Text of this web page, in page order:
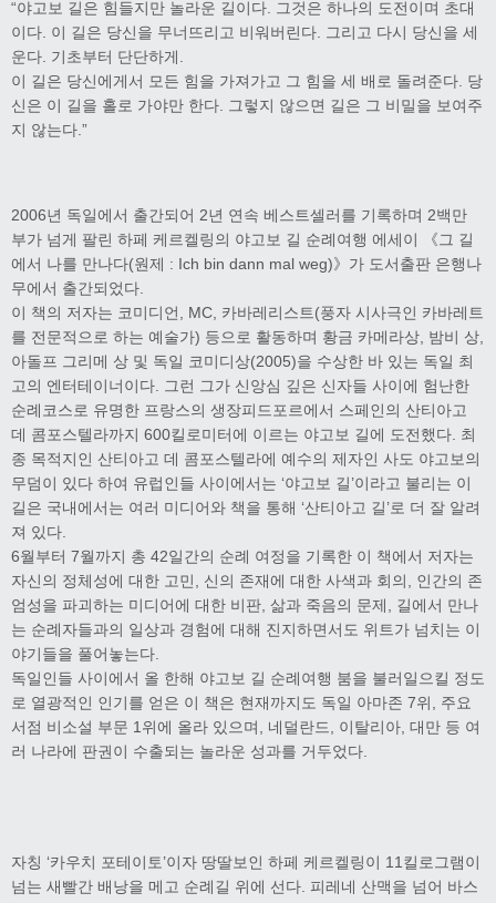
“야고보 길은 힘들지만 놀라운 길이다. 그것은 하나의 도전이며 초대
이다. 이 길은 당신을 무너뜨리고 비워버린다. 그리고 다시 당신을 세
운다. 기초부터 단단하게.
이 길은 당신에게서 모든 힘을 가져가고 그 힘을 세 배로 돌려준다. 당
신은 이 길을 홀로 가야만 한다. 그렇지 않으면 길은 그 비밀을 보여주
지 않는다.”
2006년 독일에서 출간되어 2년 연속 베스트셀러를 기록하며 2백만
부가 넘게 팔린 하페 케르켈링의 야고보 길 순례여행 에세이 《그 길
에서 나를 만나다(원제 : Ich bin dann mal weg)》가 도서출판 은행나
무에서 출간되었다.
이 책의 저자는 코미디언, MC, 카바레리스트(풍자 시사극인 카바레트
를 전문적으로 하는 예술가) 등으로 활동하며 황금 카메라상, 밤비 상,
아돌프 그리메 상 및 독일 코미디상(2005)을 수상한 바 있는 독일 최
고의 엔터테이너이다. 그런 그가 신앙심 깊은 신자들 사이에 험난한
순례코스로 유명한 프랑스의 생장피드포르에서 스페인의 산티아고
데 콤포스텔라까지 600킬로미터에 이르는 야고보 길에 도전했다. 최
종 목적지인 산티아고 데 콤포스텔라에 예수의 제자인 사도 야고보의
무덤이 있다 하여 유럽인들 사이에서는 ‘야고보 길’이라고 불리는 이
길은 국내에서는 여러 미디어와 책을 통해 ‘산티아고 길’로 더 잘 알려
져 있다.
6월부터 7월까지 총 42일간의 순례 여정을 기록한 이 책에서 저자는
자신의 정체성에 대한 고민, 신의 존재에 대한 사색과 회의, 인간의 존
엄성을 파괴하는 미디어에 대한 비판, 삶과 죽음의 문제, 길에서 만나
는 순례자들과의 일상과 경험에 대해 진지하면서도 위트가 넘치는 이
야기들을 풀어놓는다.
독일인들 사이에서 올 한해 야고보 길 순례여행 붐을 불러일으킬 정도
로 열광적인 인기를 얻은 이 책은 현재까지도 독일 아마존 7위, 주요
서점 비소설 부문 1위에 올라 있으며, 네덜란드, 이탈리아, 대만 등 여
러 나라에 판권이 수출되는 놀라운 성과를 거두었다.
자칭 ‘카우치 포테이토’이자 땅딸보인 하페 케르켈링이 11킬로그램이
넘는 새빨간 배낭을 메고 순례길 위에 선다. 피레네 산맥을 넘어 바스